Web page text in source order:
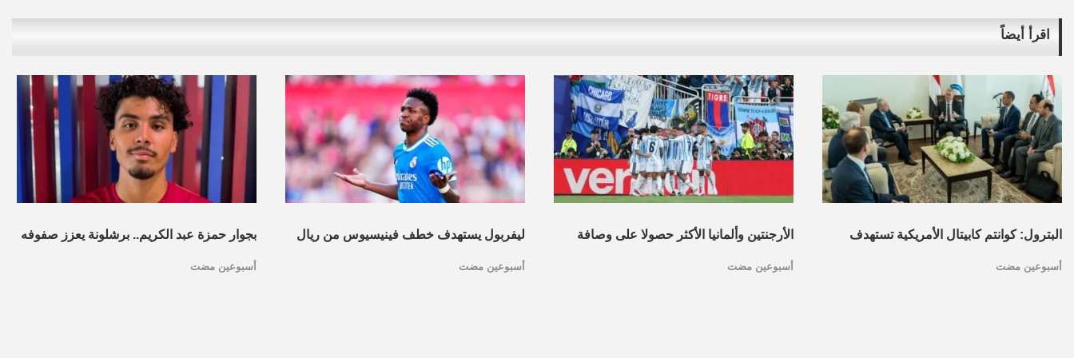
اقرأ أيضاً
البترول: كوانتم كابيتال الأمريكية تستهدف
أسبوعين مضت
الأرجنتين وألمانيا الأكثر حصولا على وصافة
أسبوعين مضت
ليفربول يستهدف خطف فينيسيوس من ريال
أسبوعين مضت
بجوار حمزة عبد الكريم.. برشلونة يعزز صفوفه
أسبوعين مضت